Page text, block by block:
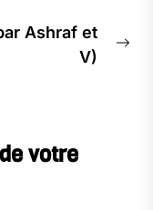
Ashraf et
V)
votre